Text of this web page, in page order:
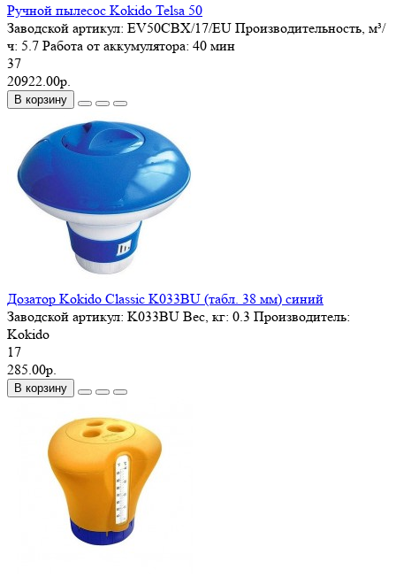
Ручной пылесос Kokido Telsa 50
Заводской артикул: EV50CBX/17/EU Производительность, м³/
ч: 5.7 Работа от аккумулятора: 40 мин
37
20922.00р.
В корзину
Дозатор Kokido Classic K033BU (табл. 38 мм) синий
Заводской артикул: K033BU Вес, кг: 0.3 Производитель:
Kokido
17
285.00р.
В корзину